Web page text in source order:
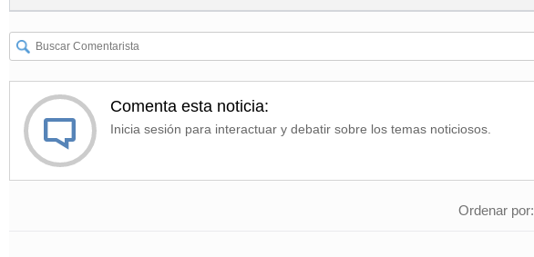
Comenta esta noticia:
Inicia sesión para interactuar y debatir sobre los temas noticiosos.
Ordenar por: